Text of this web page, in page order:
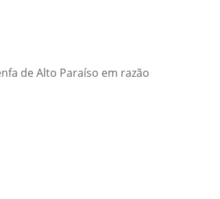
de Alto Paraíso em razão